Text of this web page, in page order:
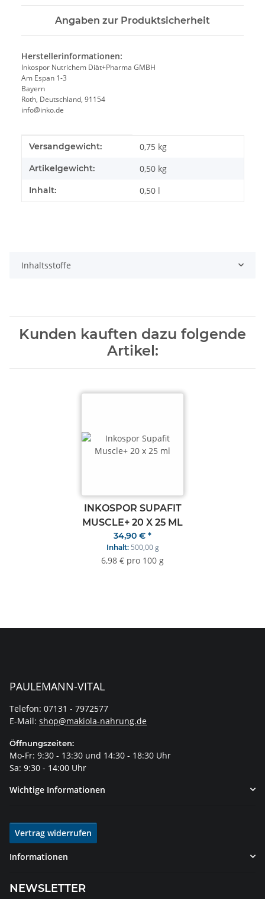
Angaben zur Produktsicherheit
Herstellerinformationen:
Inkospor Nutrichem Diät+Pharma GMBH
Am Espan 1-3
Bayern
Roth, Deutschland, 91154
info@inko.de
Produkteigenschaft
Wert
Versandgewicht: 0,75 kg
Artikelgewicht: 0,50 kg
Inhalt: 0,50 l
Inhaltsstoffe
Kunden kauften dazu folgende
Artikel:
INKOSPOR SUPAFIT
MUSCLE+ 20 X 25 ML
34,90 € *
Inhalt: 500,00 g
6,98 € pro 100 g
PAULEMANN-VITAL
Telefon: 07131 - 7972577
E-Mail: shop@makiola-nahrung.de
Öffnungszeiten:
Mo-Fr: 9:30 - 13:30 und 14:30 - 18:30 Uhr
Sa: 9:30 - 14:00 Uhr
Wichtige Informationen
Vertrag widerrufen
Informationen
NEWSLETTER